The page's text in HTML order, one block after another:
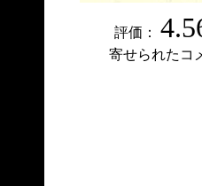
評価：
寄せられたコ